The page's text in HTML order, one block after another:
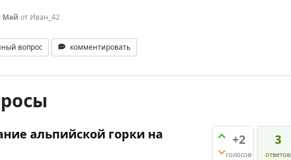
Май от Иван_42
вопрос комментировать
+2
голосов
3
ответов
альпийской горки на